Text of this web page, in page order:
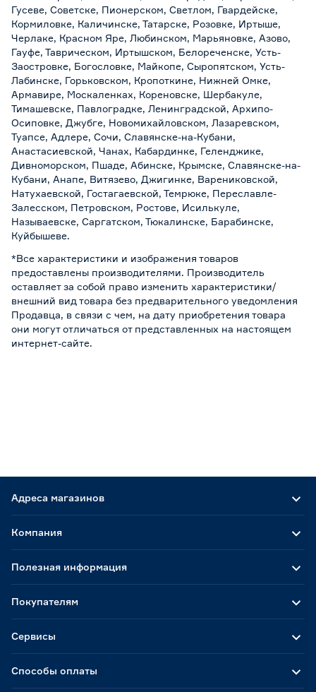
Гусеве, Советске, Пионерском, Светлом, Гвардейске,
Кормиловке, Каличинске, Татарске, Розовке, Иртыше,
Черлаке, Красном Яре, Любинском, Марьяновке, Азово,
Гауфе, Таврическом, Иртышском, Белореченске, Усть-
Заостровке, Богословке, Майкопе, Сыропятском, Усть-
Лабинске, Горьковском, Кропоткине, Нижней Омке,
Армавире, Москаленках, Кореновске, Шербакуле,
Тимашевске, Павлоградке, Ленинградской, Архипо-
Осиповке, Джубге, Новомихайловском, Лазаревском,
Туапсе, Адлере, Сочи, Славянске-на-Кубани,
Анастасиевской, Чанах, Кабардинке, Геленджике,
Дивноморском, Пшаде, Абинске, Крымске, Славянске-на-
Кубани, Анапе, Витязево, Джигинке, Варениковской,
Натухаевской, Гостагаевской, Темрюке, Переславле-
Залесском, Петровском, Ростове, Исилькуле,
Называевске, Саргатском, Тюкалинске, Барабинске,
Куйбышеве.
*Все характеристики и изображения товаров
предоставлены производителями. Производитель
оставляет за собой право изменить характеристики/
внешний вид товара без предварительного уведомления
Продавца, в связи с чем, на дату приобретения товара
они могут отличаться от представленных на настоящем
интернет-сайте.
Адреса магазинов
Способы оплаты
Компания
Полезная информация
Покупателям
Сервисы